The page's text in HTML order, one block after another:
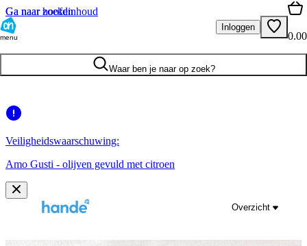
Ga naar hoofdinhoud
Ga naar zoeken
menu
Inloggen
0.00
Waar ben je naar op zoek?
Veiligheidswaarschuwing:
Amo Gusti - olijven gevuld met citroen
Overzicht